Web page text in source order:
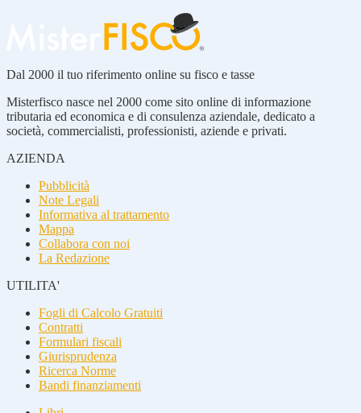
Dal 2000 il tuo riferimento online su fisco e tasse
Misterfisco nasce nel 2000 come sito online di informazione
tributaria ed economica e di consulenza aziendale, dedicato a
società, commercialisti, professionisti, aziende e privati.
AZIENDA
Pubblicità
Note Legali
Informativa al trattamento
Mappa
Collabora con noi
La Redazione
UTILITA'
Fogli di Calcolo Gratuiti
Contratti
Formulari fiscali
Giurisprudenza
Ricerca Norme
Bandi finanziamenti